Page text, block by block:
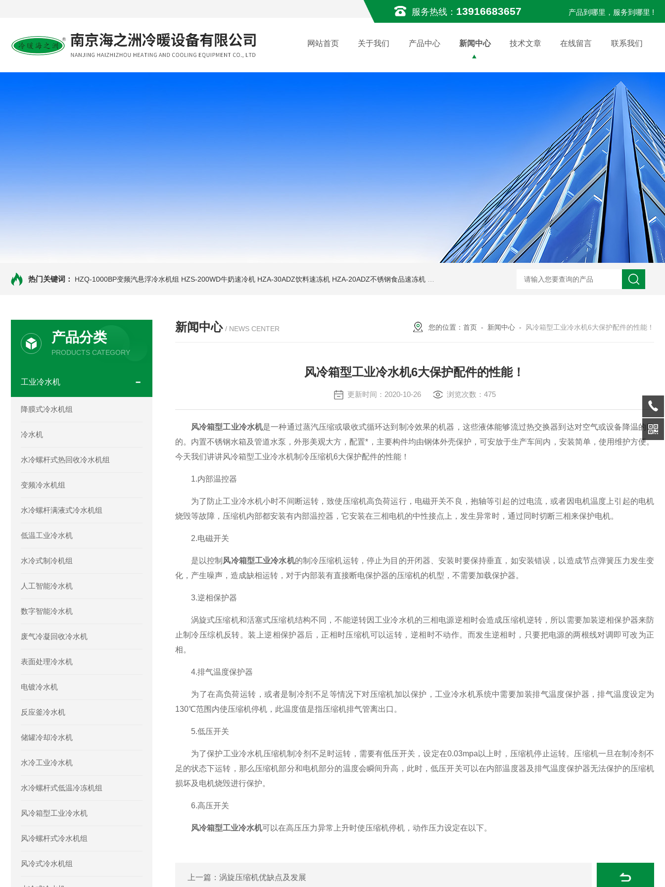
服务热线： 13916683657 产品到哪里，服务到哪里 !
网站首页 关于我们 产品中心 新闻中心 技术文章 在线留言 联系我们
热门关键词： HZQ-1000BP变频汽悬浮冷水机组 HZS-200WD牛奶速冷机 HZA-30ADZ饮料速冻机 HZA-20ADZ不锈钢食品速冻机 HZC-30A药厂车间水冷空调机 HZOT-30-24
产品分类
PRODUCTS CATEGORY
工业冷水机
降膜式冷水机组
冷水机
水冷螺杆式热回收冷水机组
变频冷水机组
水冷螺杆满液式冷水机组
低温工业冷水机
水冷式制冷机组
人工智能冷水机
数字智能冷水机
废气冷凝回收冷水机
表面处理冷水机
电镀冷水机
反应釜冷水机
储罐冷却冷水机
水冷工业冷水机
水冷螺杆式低温冷冻机组
风冷箱型工业冷水机
风冷螺杆式冷水机组
风冷式冷水机组
新闻中心 / NEWS CENTER 您的位置： 首页 - 新闻中心 - 风冷箱型工业冷水机6大保护配件的性能！
风冷箱型工业冷水机6大保护配件的性能！
更新时间：2020-10-26 浏览次数：475
风冷箱型工业冷水机是一种通过蒸汽压缩或吸收式循环达到制冷效果的机器，这些液体能够流过热交换器到达对空气或设备降温的目
的。内置不锈钢水箱及管道水泵，外形美观大方，配置*，主要构件均由钢体外壳保护，可安放于生产车间内，安装简单，使用维护方便。
今天我们讲讲风冷箱型工业冷水机制冷压缩机6大保护配件的性能！
1.内部温控器
为了防止工业冷水机小时不间断运转，致使压缩机高负荷运行，电磁开关不良，抱轴等引起的过电流，或者因电机温度上引起的电机
烧毁等故障，压缩机内部都安装有内部温控器，它安装在三相电机的中性接点上，发生异常时，通过同时切断三相来保护电机。
2.电磁开关
是以控制 风冷箱型工业冷水机的制冷压缩机运转，停止为目的开闭器、安装时要保持垂直，如安装错误，以造成节点弹簧压力发生变
化，产生噪声，造成缺相运转，对于内部装有直接断电保护器的压缩机的机型，不需要加载保护器。
3.逆相保护器
涡旋式压缩机和活塞式压缩机结构不同，不能逆转因工业冷水机的三相电源逆相时会造成压缩机逆转，所以需要加装逆相保护器来防
止制冷压综机反转。装上逆相保护器后，正相时压缩机可以运转，逆相时不动作。而发生逆相时，只要把电源的两根线对调即可改为正
相。
4.排气温度保护器
为了在高负荷运转，或者是制冷剂不足等情况下对压缩机加以保护，工业冷水机系统中需要加装排气温度保护器，排气温度设定为
130℃范围内使压缩机停机，此温度值是指压缩机排气管离出口。
5.低压开关
为了保护工业冷水机压缩机制冷剂不足时运转，需要有低压开关，设定在0.03mpa以上时，压缩机停止运转。压缩机一旦在制冷剂不
足的状态下运转，那么压缩机部分和电机部分的温度会瞬间升高，此时，低压开关可以在内部温度器及排气温度保护器无法保护的压缩机
损坏及电机烧毁进行保护。
6.高压开关
风冷箱型工业冷水机可以在高压压力异常上升时使压缩机停机，动作压力设定在以下。
上一篇： 涡旋压缩机优缺点及发展